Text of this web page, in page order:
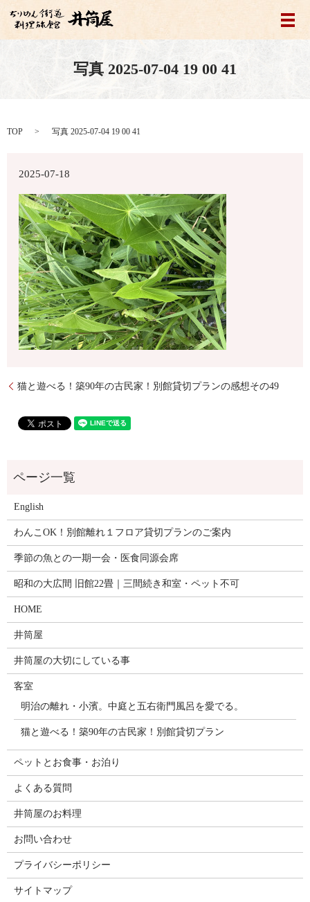
メ
写真 2025-07-04 19 00 41
TOP 写真 2025-07-04 19 00 41
2025-07-18
猫と遊べる！築90年の古民家！別館貸切プランの感想その49
English
わんこOK！別館離れ１フロア貸切プランのご案内
季節の魚との一期一会・医食同源会席
昭和の大広間 旧館22畳｜三間続き和室・ペット不可
HOME
井筒屋
井筒屋の大切にしている事
客室
明治の離れ・小濱。中庭と五右衛門風呂を愛でる。
猫と遊べる！築90年の古民家！別館貸切プラン
ペットとお食事・お泊り
よくある質問
井筒屋のお料理
お問い合わせ
プライバシーポリシー
サイトマップ